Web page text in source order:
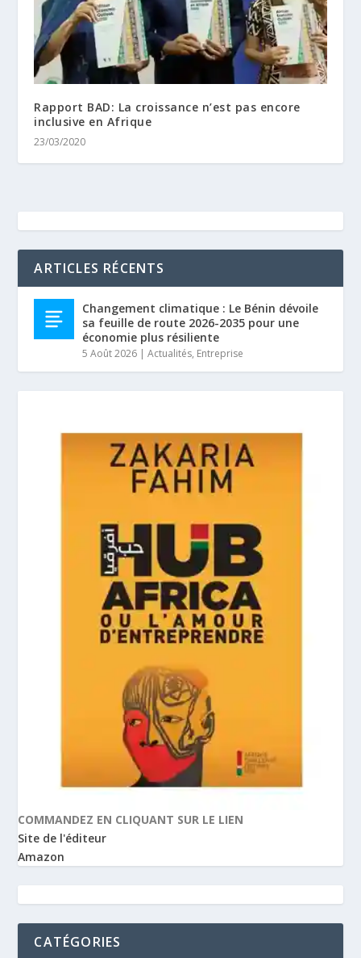
Rapport BAD: La croissance n’est pas encore
inclusive en Afrique
23/03/2020
ARTICLES RÉCENTS
Changement climatique : Le Bénin dévoile
sa feuille de route 2026-2035 pour une
économie plus résiliente
5 Août 2026 |Actualités, Entreprise
COMMANDEZ EN CLIQUANT SUR LE LIEN
Site de l'éditeur
Amazon
CATÉGORIES